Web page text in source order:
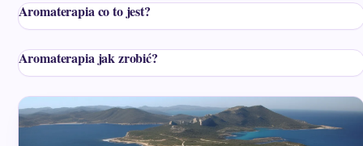
Aromaterapia co to jest?
Aromaterapia jak zrobić?